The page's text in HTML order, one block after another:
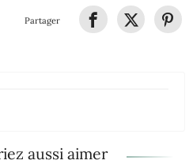
Partager
aussi aimer